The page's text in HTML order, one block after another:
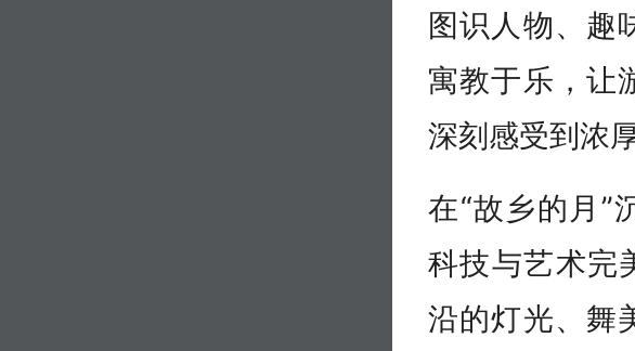
图识人物、趣
寓教于乐，让
深刻感受到浓
在“故乡的月”
科技与艺术完
沿的灯光、舞